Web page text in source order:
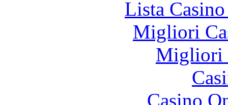
Lista
Migliori
Migliori
Casino